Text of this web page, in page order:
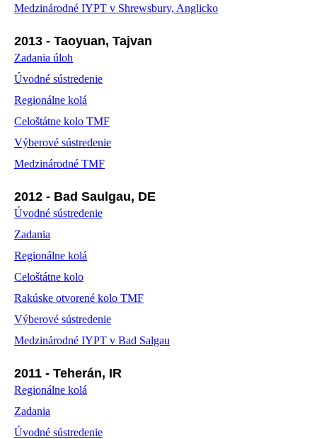
Medzinárodné IYPT v Shrewsbury, Anglicko
2013 - Taoyuan, Tajvan
Zadania úloh
Úvodné sústredenie
Regionálne kolá
Celoštátne kolo TMF
Výberové sústredenie
Medzinárodné TMF
2012 - Bad Saulgau, DE
Úvodné sústredenie
Zadania
Regionálne kolá
Celoštátne kolo
Rakúske otvorené kolo TMF
Výberové sústredenie
Medzinárodné IYPT v Bad Salgau
2011 - Teherán, IR
Regionálne kolá
Zadania
Úvodné sústredenie